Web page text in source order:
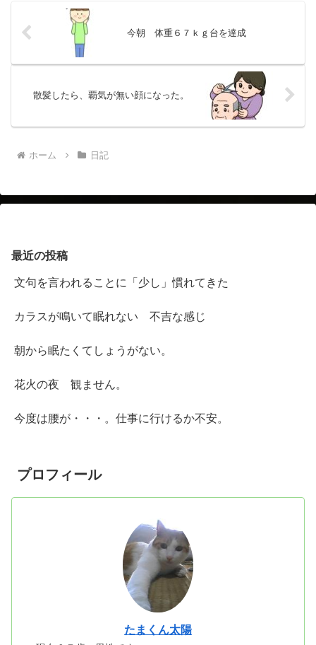
今朝 体重６７ｋｇ台を達成
散髪したら、覇気が無い顔になった。
ホーム 日記
最近の投稿
文句を言われることに「少し」慣れてきた
カラスが鳴いて眠れない 不吉な感じ
朝から眠たくてしょうがない。
花火の夜 観ません。
今度は腰が・・・。仕事に行けるか不安。
プロフィール
たまくん太陽